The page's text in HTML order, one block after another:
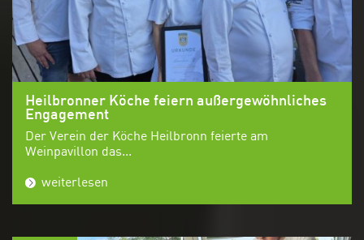
Heilbronner Köche feiern außergewöhnliches
Engagement
Der Verein der Köche Heilbronn feierte am
Weinpavillon das...
weiterlesen